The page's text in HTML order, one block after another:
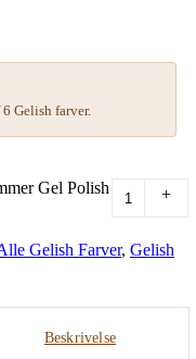
Gelish farver.
Gel Polish
+
Gelish Farver, Gelish
Beskrivelse